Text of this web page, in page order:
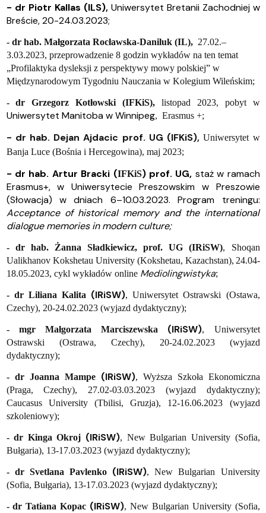
- dr Piotr Kallas (ILS),Uniwersytet Bretanii Zachodniej w
Breście, 20-24.03.2023;
- dr hab. Małgorzata Rocławska-Daniluk (IL),27.02.–
3.03.2023, przeprowadzenie 8 godzin wykładów na ten temat
„Profilaktyka dysleksji z perspektywy mowy polskiej” w
Międzynarodowym Tygodniu Nauczania w Kolegium Wileńskim;
- dr Grzegorz Kotłowski (IFKiS), listopad 2023, pobyt w
Uniwersytet Manitoba w Winnipeg, Erasmus +;
- dr hab. Dejan Ajdacic prof. UG (IFKiS), Uniwersytet w
Banja Luce (Bośnia i Hercegowina), maj 2023;
- dr hab. Artur Bracki (IFKiS) prof. UG, staż w ramach
Erasmus+, w Uniwersytecie Preszowskim w Preszowie
(Słowacja) w dniach 6–10.03.2023.Program treningu:
Acceptance of historical memory and the international
dialogue memories in modern culture;
- dr hab. Żanna Sładkiewicz, prof. UG (IRiSW), Shoqan
Ualikhanov Kokshetau University (Kokshetau, Kazachstan), 24.04-
18.05.2023, cykl wykładów online Mediolingwistyka;
- dr Liliana Kalita (IRiSW), Uniwersytet Ostrawski (Ostawa,
Czechy), 20-24.02.2023 (wyjazd dydaktyczny);
- mgr Małgorzata Marciszewska (IRiSW), Uniwersytet
Ostrawski (Ostrawa, Czechy), 20-24.02.2023 (wyjazd
dydaktyczny);
- dr Joanna Mampe (IRiSW), Wyższa Szkoła Ekonomiczna
(Praga, Czechy), 27.02-03.03.2023 (wyjazd dydaktyczny);
Caucasus University (Tbilisi, Gruzja), 12-16.06.2023 (wyjazd
szkoleniowy);
- dr Kinga Okroj (IRiSW), New Bulgarian University (Sofia,
Bułgaria), 13-17.03.2023 (wyjazd dydaktyczny);
- dr Svetlana Pavlenko (IRiSW), New Bulgarian University
(Sofia, Bułgaria), 13-17.03.2023 (wyjazd dydaktyczny);
- dr Tatiana Kopac (IRiSW), New Bulgarian University (Sofia,